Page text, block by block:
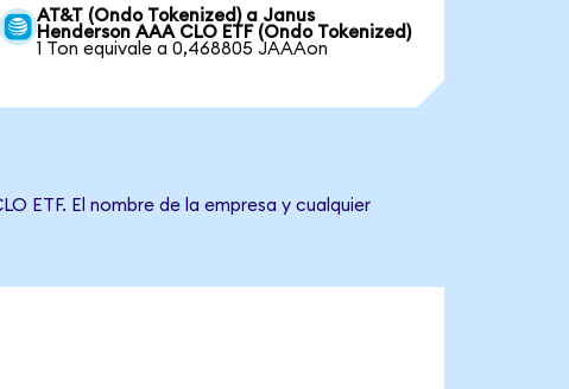
AT&T (Ondo Tokenized) a Janus
Henderson AAA CLO ETF (Ondo Tokenized)
1 Ton equivale a 0,468805 JAAAon
ETF. El nombre de la empresa y cualquier